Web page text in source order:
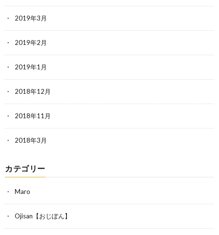
2019年3月
2019年2月
2019年1月
2018年12月
2018年11月
2018年3月
カテゴリー
Maro
Ojisan【おじぽん】